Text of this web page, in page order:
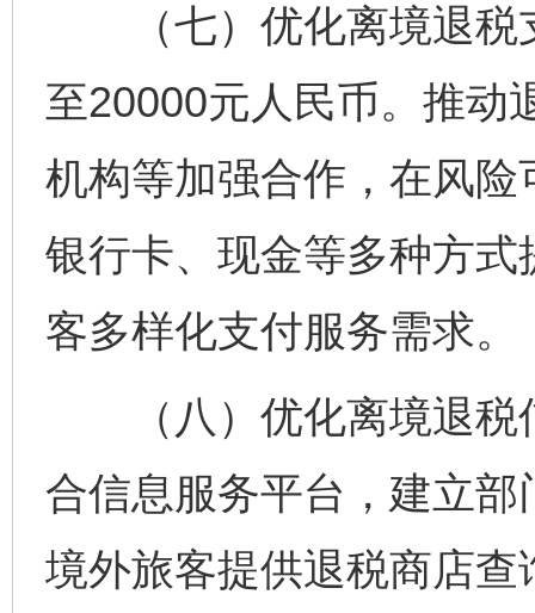
（七）优化离境退税
至20000元人民币。推动
机构等加强合作，在风
银行卡、现金等多种方
客多样化支付服务需求。
（八）优化离境退税
合信息服务平台，建立
境外旅客提供退税商店查